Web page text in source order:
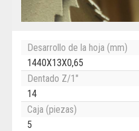
Desarrollo de la hoja (mm)
1440X13X0,65
Dentado Z/1"
14
Caja (piezas)
5